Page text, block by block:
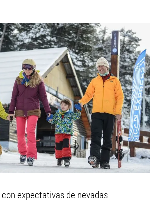
expectativas de nevadas